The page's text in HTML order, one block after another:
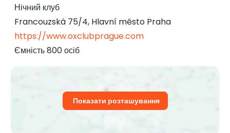
Нічний клуб
Francouzská 75/4, Hlavní město Praha
https://www.oxclubprague.com
Ємність 800 осіб
Показати розташування